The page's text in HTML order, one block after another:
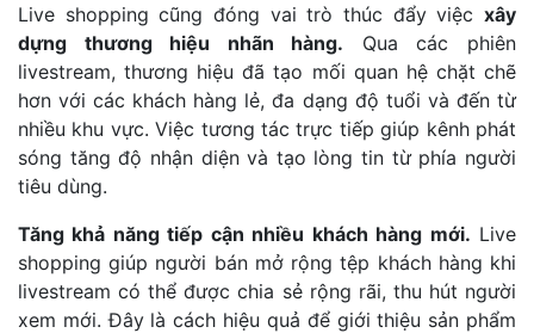
Live shopping cũng đóng vai trò thúc đẩy việc xây
dựng thương hiệu nhãn hàng. Qua các phiên
livestream, thương hiệu đã tạo mối quan hệ chặt chẽ
hơn với các khách hàng lẻ, đa dạng độ tuổi và đến từ
nhiều khu vực. Việc tương tác trực tiếp giúp kênh phát
sóng tăng độ nhận diện và tạo lòng tin từ phía người
tiêu dùng.
Tăng khả năng tiếp cận nhiều khách hàng mới. Live
shopping giúp người bán mở rộng tệp khách hàng khi
livestream có thể được chia sẻ rộng rãi, thu hút người
xem mới. Đây là cách hiệu quả để giới thiệu sản phẩm